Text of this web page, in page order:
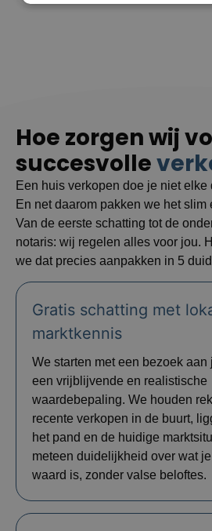
Hoe zorgen wij
succesvolle
Een huis verkopen doe je niet elke
En net daarom pakken we het slim
Van de eerste schatting tot de
notaris: wij regelen alles voor jou.
we dat precies aanpakken in 5
Gratis schatting met
marktkennis
We starten met een bezoek
een vrijblijvende en realistische
waardebepaling. We houden
recente verkopen in de buurt,
het pand en de huidige
meteen duidelijkheid over wat
waard is, zonder valse beloftes.